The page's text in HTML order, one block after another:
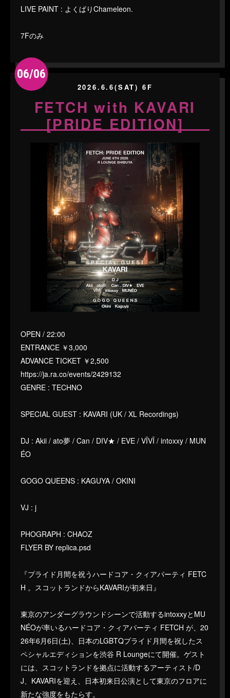
LIVE PAINT : よくばりChameleon.
7Fのみ
06/06
2026.6.6(SAT) 6F
FETCH with KAVARI
[PRIDE EDITION]
OPEN / 22:00
ENTRANCE ￥3,000
ADVANCE TICKET ￥2,500
https://ja.ra.co/events/2429132
GENRE : TECHNO
SPECIAL GUEST : KAVARI (UK / XL Recordings)
DJ : Akii / ato夢 / Can / DIV★ / EVE / VÏVÏ / intoxxy / MUN
ÉO
GOGO QUEENS : KAGUYA / OKINI
VJ : j
PHOGRAPH : CHAOZ
FLYER BY replica.psd
『プライド月間を祝うハードコア・クィアパーティ FETC
H 。スコットランドからKAVARIが初来日』
東京のアンダーグラウンドシーンで活動するintoxxyとMU
NÉOが率いるハードコア・クィアパーティ FETCH が、20
26年6月6日(土)、日本のLGBTQプライド月間を祝したス
ペシャルエディションを渋谷 R Loungeにて開催。ゲスト
には、スコットランドを拠点に活動するアーティスト/D
J、KAVARIを迎え、日本初来日公演として東京のフロアに
新たな強度をもたらす。